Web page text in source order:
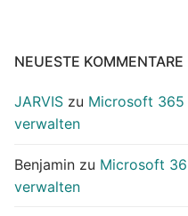
NEUESTE KOMMENTARE
JARVIS zu Microsoft 365
verwalten
Benjamin zu Microsoft
verwalten